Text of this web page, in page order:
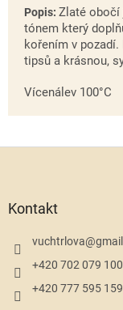
Popis: Zlaté obočí
tónem který
kořením v
tipsů a krásnou,
Vícenálev 100°C
Kontakt
vuchtrlova@
+420 702 079 100
+420 777 595 159